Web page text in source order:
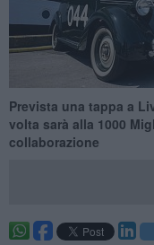
Prevista una tappa a
volta sarà alla 1000
collaborazione